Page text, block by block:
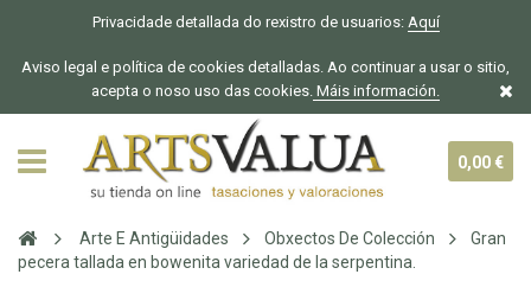
Privacidade detallada do rexistro de usuarios: Aquí
Aviso legal e política de cookies detalladas. Ao continuar a usar o sitio,
acepta o noso uso das cookies. Máis información.
0,00 €
Arte E Antigüidades Obxectos De Colección
Gran
pecera tallada en bowenita variedad de la serpentina.